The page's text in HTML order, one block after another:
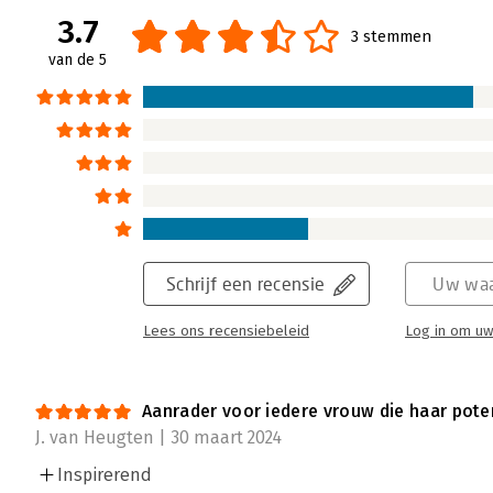
ik mezelf de vraag. Is dat wel nodig? Vol
trek ik dezelfde conclusie. Ja het is echt
Authentiek leiderschap voor vrouwen -
Met ‘Authentiek leiderschap voor
Holwerda vrouwen helpen zich op een
ambities waar te maken. En met hun
betere wereld.
Lees verder
3.7
van de 5
3 stemmen
Schrijf een recensie
Lees ons recensiebeleid
Uw
Log in om
Aanrader voor iedere vrouw die haar
J. van Heugten | 30 maart 2024
Inspirerend